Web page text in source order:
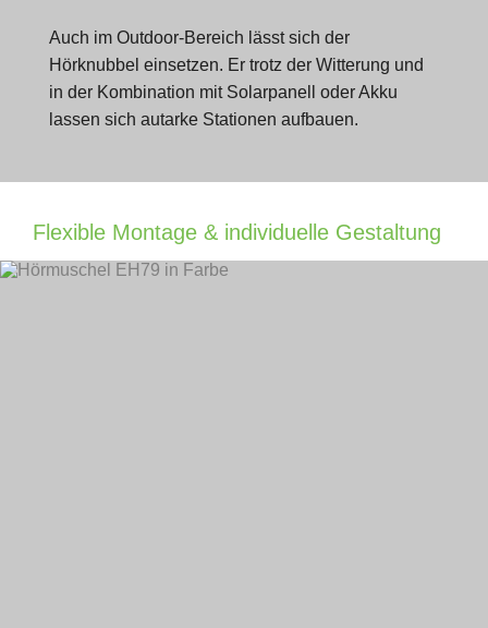
Auch im Outdoor-Bereich lässt sich der
Hörknubbel einsetzen. Er trotz der Witterung und
in der Kombination mit Solarpanell oder Akku
lassen sich autarke Stationen aufbauen.
Flexible Montage & individuelle Gestaltung